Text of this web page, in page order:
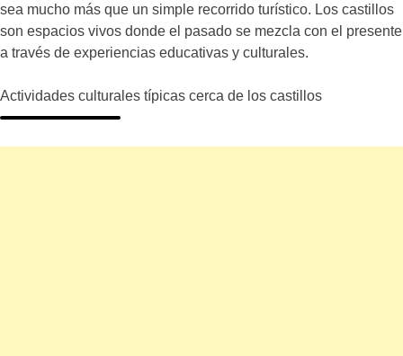
sea mucho más que un simple recorrido turístico. Los castillos
son espacios vivos donde el pasado se mezcla con el presente
a través de experiencias educativas y culturales.
Actividades culturales típicas cerca de los castillos